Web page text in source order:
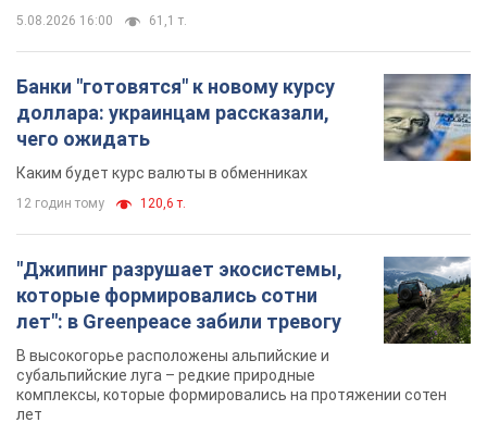
5.08.2026 16:00 61,1 т.
Банки "готовятся" к новому курсу
доллара: украинцам рассказали,
чего ожидать
Каким будет курс валюты в обменниках
12 годин тому 120,6 т.
"Джипинг разрушает экосистемы,
которые формировались сотни
лет": в Greenpeace забили тревогу
В высокогорье расположены альпийские и
субальпийские луга – редкие природные
комплексы, которые формировались на протяжении сотен
лет